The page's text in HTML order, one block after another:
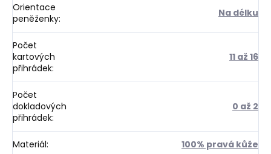
Orientace
peněženky: Na délku
Počet
kartových
přihrádek:
11 až 16
Počet
dokladových
přihrádek:
0 až 2
Materiál: 100% pravá kůže